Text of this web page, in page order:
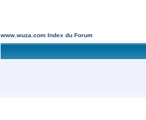
www.wuza.com Index du Forum